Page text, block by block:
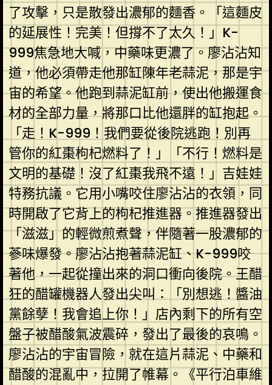
了攻擊，只是散發出濃郁的麵香。「這麵皮
的延展性！完美！但撐不了太久！」K-
999焦急地大喊，中藥味更濃了。廖沾沾知
道，他必須帶走他那缸陳年老蒜泥，那是宇
宙的希望。他跑到蒜泥缸前，使出他搬運食
材的全部力量，將那口比他還胖的缸抱起。
「走！K-999！我們要從後院逃跑！別再
管你的紅棗枸杞燃料了！」「不行！燃料是
文明的基礎！沒了紅棗我飛不遠！」吉娃娃
特務抗議。它用小嘴咬住廖沾沾的衣領，同
時開啟了它背上的枸杞推進器。推進器發出
「滋滋」的輕微煎煮聲，伴隨著一股濃郁的
蔘味爆發。廖沾沾抱著蒜泥缸、K-999咬
著他，一起從撞出來的洞口衝向後院。王醋
狂的醋罐機器人發出尖叫：「別想逃！醬油
黨餘孽！我會追上你！」店內剩下的所有空
盤子被醋酸氣波震碎，發出了最後的哀鳴。
廖沾沾的宇宙冒險，就在這片蒜泥、中藥和
醋酸的混亂中，拉開了帷幕。《平行泊車維